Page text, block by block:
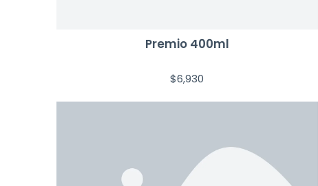
Premio 400ml
$6,930